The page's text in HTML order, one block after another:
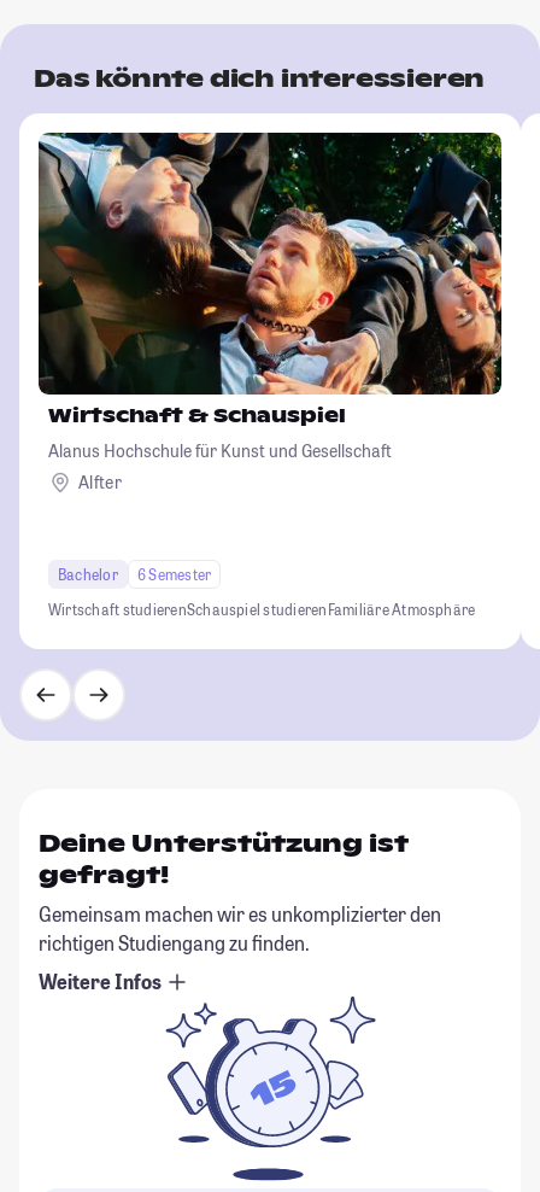
Das könnte dich interessieren
Wirtschaft & Schauspiel
Alanus Hochschule für Kunst und Gesellschaft
Alfter
Bachelor
6 Semester
Wirtschaft studierenSchauspiel studierenFamiliäre Atmosphäre
Deine Unterstützung ist
gefragt!
Gemeinsam machen wir es unkomplizierter den
richtigen Studiengang zu finden.
Weitere Infos